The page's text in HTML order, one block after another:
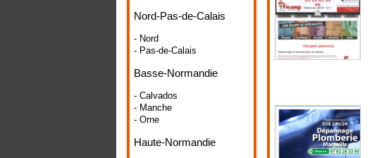
Nord-Pas-de-Calais
- Nord
- Pas-de-Calais
Basse-Normandie
- Calvados
- Manche
- Orne
Haute-Normandie